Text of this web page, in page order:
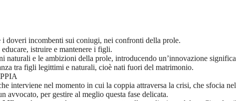
i doveri incombenti sui coniugi, nei confronti della prole.
istruire e mantenere i figli.
naturali e le ambizioni della prole, introducendo un’innovazione
tra figli legittimi e naturali, cioè nati fuori del matrimonio.
interviene nel momento in cui la coppia attraversa la crisi, che sfocia
avvocato, per gestire al meglio questa fase delicata.